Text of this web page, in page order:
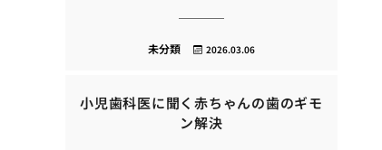
2026.03.06
未分類
小児歯科医に聞く赤ちゃんの歯のギモ
ン解決